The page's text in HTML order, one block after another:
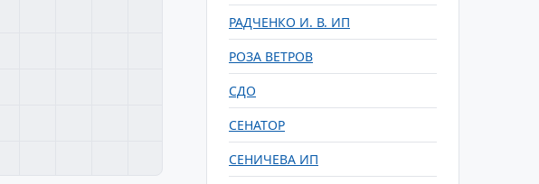
РАДЧЕНКО И. В. ИП
РОЗА ВЕТРОВ
СДО
СЕНАТОР
СЕНИЧЕВА ИП